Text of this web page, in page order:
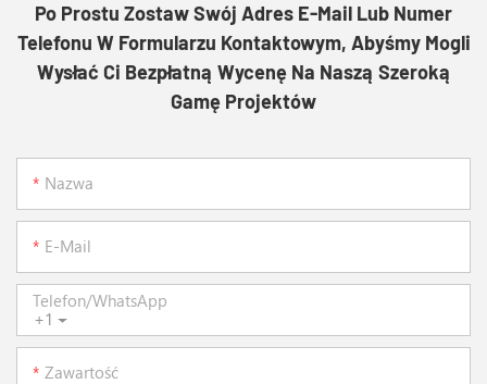
Po Prostu Zostaw Swój Adres E-Mail Lub Numer
Telefonu W Formularzu Kontaktowym, Abyśmy Mogli
Wysłać Ci Bezpłatną Wycenę Na Naszą Szeroką
Gamę Projektów
Nazwa
E-Mail
+1
Telefon/WhatsApp
Zawartość